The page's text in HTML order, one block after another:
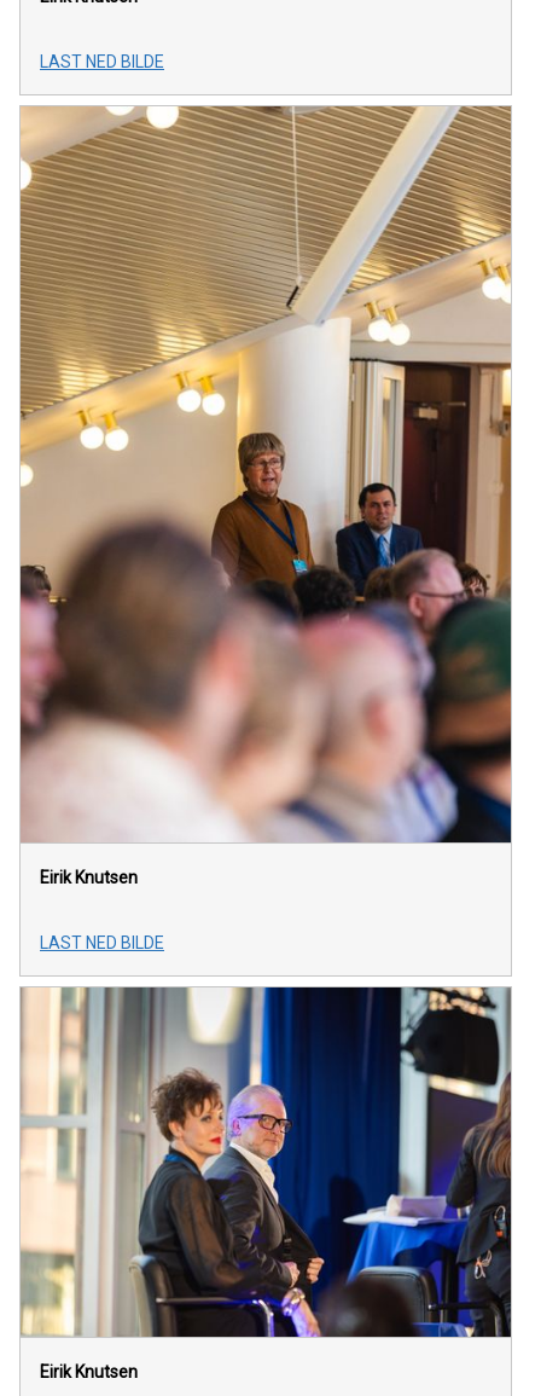
LAST NED BILDE
Eirik Knutsen
LAST NED BILDE
Eirik Knutsen